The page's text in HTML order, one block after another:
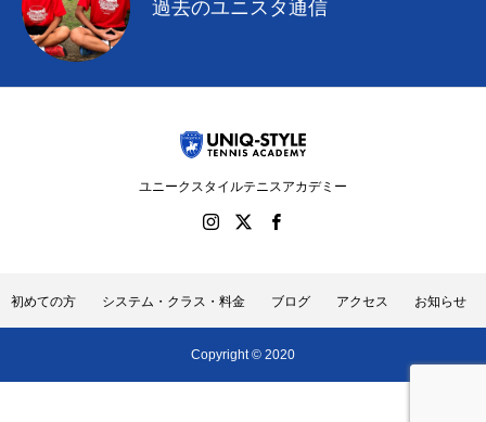
過去のユニスタ通信
ユニークスタイルテニスアカデミー
初めての方 システム・クラス・料金 ブログ アクセス お知らせ
Copyright © 2020